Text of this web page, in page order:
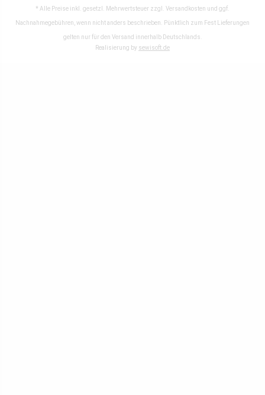
* Alle Preise inkl. gesetzl. Mehrwertsteuer zzgl. Versandkosten und ggf.
Nachnahmegebühren, wenn nicht anders beschrieben. Pünktlich zum Fest Lieferungen
gelten nur für den Versand innerhalb Deutschlands.
Realisierung by sewisoft.de